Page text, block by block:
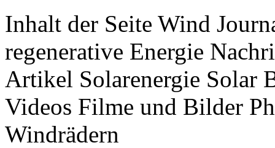
Inhalt der Seite Wind
regenerative Energie
Artikel Solarenergie Solar
Videos Filme und Bilder
Windrädern